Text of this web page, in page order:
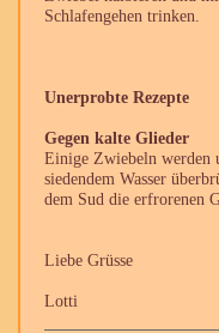
Schlafengehen trinken.
Unerprobte Rezepte
Gegen kalte Glieder
Einige Zwiebeln werden
siedendem Wasser
dem Sud die erfrorenen
Liebe Grüsse
Lotti